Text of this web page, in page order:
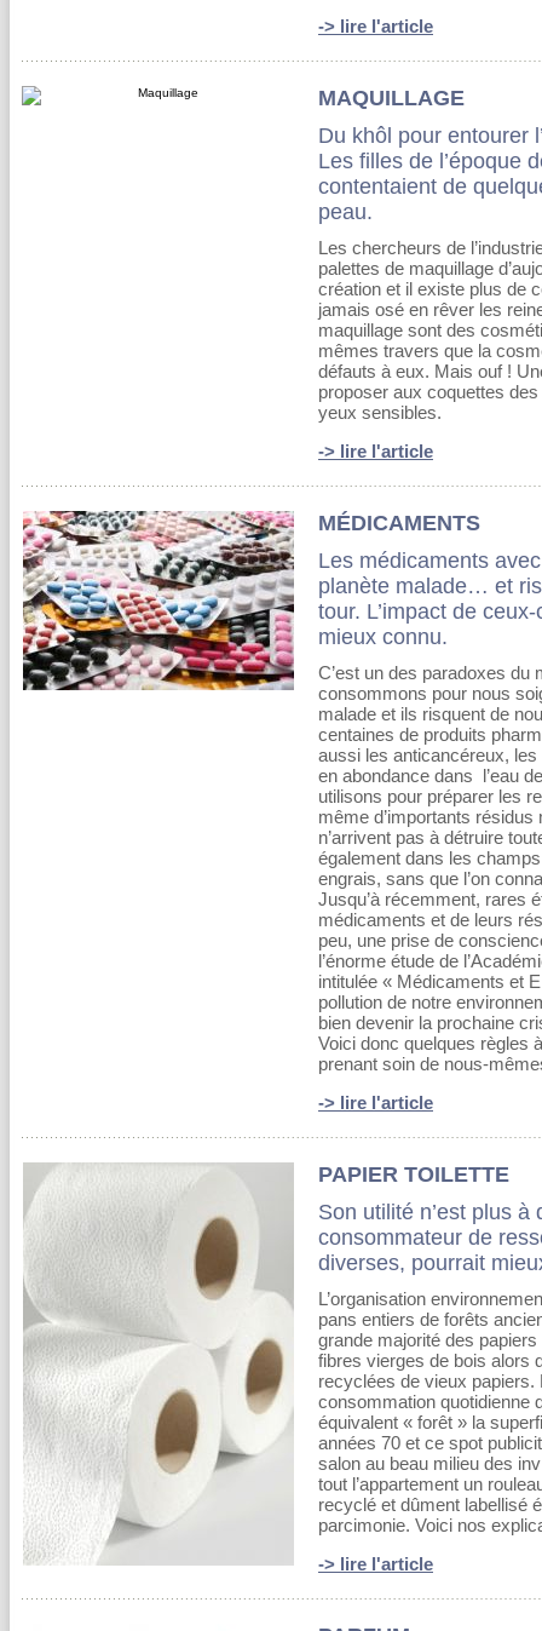
-> lire l'article
MAQUILLAGE
Du khôl pour entourer
Les filles de l’époque
contentaient de
peau.
Les chercheurs de
palettes de maquillage
création et il existe plus de
jamais osé en rêver les
maquillage sont des
mêmes travers que la
défauts à eux. Mais ouf !
proposer aux coquettes
yeux sensibles.
-> lire l'article
MÉDICAMENTS
Les médicaments
planète malade… et
tour. L’impact de
mieux connu.
C’est un des paradoxes
consommons pour nous
malade et ils risquent de
centaines de produits
aussi les anticancéreux,
en abondance dans l’eau
utilisons pour préparer les
même d’importants
n’arrivent pas à détruire
également dans les
engrais, sans que l’on
Jusqu’à récemment, rares
médicaments et de leurs
peu, une prise de
l’énorme étude de
intitulée « Médicaments et
pollution de notre
bien devenir la prochaine
Voici donc quelques règles
prenant soin de nous-
-> lire l'article
PAPIER TOILETTE
Son utilité n’est plus
consommateur de
diverses, pourrait
L’organisation
pans entiers de forêts
grande majorité des
fibres vierges de bois alors
recyclées de vieux
consommation quotidienne
équivalent « forêt » la
années 70 et ce spot
salon au beau milieu des
tout l’appartement un
recyclé et dûment labellisé
parcimonie. Voici nos
-> lire l'article